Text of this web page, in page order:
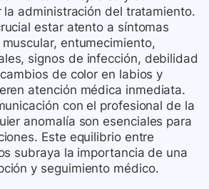
la administración del tratamiento.
estar atento a síntomas
entumecimiento,
signos de infección, debilidad
de color en labios y
atención médica inmediata.
con el profesional de la
anomalía son esenciales para
Este equilibrio entre
subraya la importancia de una
y seguimiento médico.